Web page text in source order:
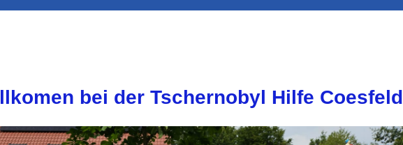
bei der Tschernobyl Hilfe Coesfeld